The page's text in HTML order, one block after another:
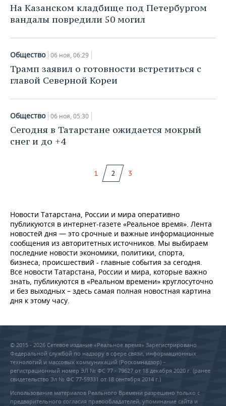
На Казанском кладбище под Петербургом
вандалы повредили 50 могил
Общество 06 ноя, 06:29
Трамп заявил о готовности встретиться с
главой Северной Кореи
Общество 06 ноя, 05:30
Сегодня в Татарстане ожидается мокрый
снег и до +4
1 2 3
Новости Татарстана, России и мира оперативно
публикуются в интернет-газете «Реальное время». Лента
новостей дня — это срочные и важные информационные
сообщения из авторитетных источников. Мы выбираем
последние новости экономики, политики, спорта,
бизнеса, происшествий - главные события за сегодня.
Все новости Татарстана, России и мира, которые важно
знать, публикуются в «Реальном времени» круглосуточно
и без выходных – здесь самая полная новостная картина
дня к этому часу.
© 2015 - 2026 Сетевое издание «Реальное время» Зарегистрировано
Федеральной службой по надзору в сфере связи, информационных
технологий и массовых коммуникаций (Роскомнадзор) –
регистрационный номер ЭЛ № ФС 77 - 79627 от 18 декабря 2020 г. (ранее
свидетельство Эл № ФС 77-59331 от 18 сентября 2014 г.)
Использование материалов Реального Времени разрешено только с
предварительного согласия правообладателей, упоминание сайта и